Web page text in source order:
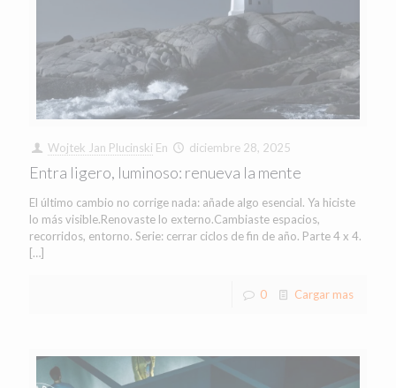
Wojtek Jan Plucinski En diciembre 28, 2025
Entra ligero, luminoso: renueva la mente
El último cambio no corrige nada: añade algo esencial. Ya hiciste
lo más visible.Renovaste lo externo.Cambiaste espacios,
recorridos, entorno. Serie: cerrar ciclos de fin de año. Parte 4 x 4.
[…]
0 Cargar mas